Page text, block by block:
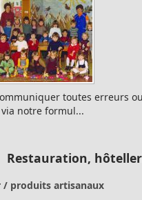
Merci d'avance de nous
précision sur cette photo